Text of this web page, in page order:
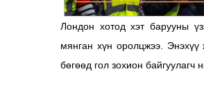
Лондон хотод хэт барууны
мянган хүн оролцжээ. Энэхүү
бөгөөд гол зохион